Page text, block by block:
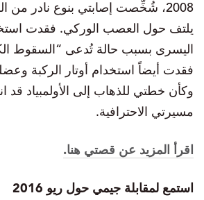
2008، شُخِّصت إصابتي بنوع نادر
يلتف حول العصب الوركي. فقدت
اليسرى بسبب حالة تُدعى “السقوط
فقدت أيضاً استخدام أوتار الركبة وعضلة
وكأن خطتي للذهاب إلى الأولمبياد قد
مسيرتي الاحترافية.
اقرأ المزيد عن قصتي هنا.
استمع لمقابلة جيمي حول ريو 2016